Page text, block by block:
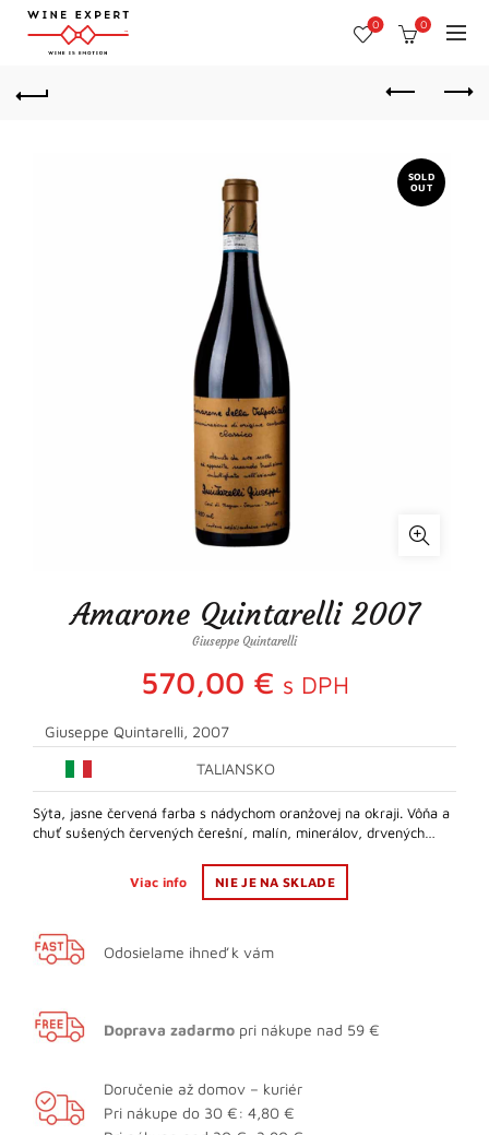
0 0
SOLD
OUT
Amarone Quintarelli 2007
Giuseppe Quintarelli
570,00 € s DPH
Giuseppe Quintarelli, 2007
TALIANSKO
Sýta, jasne červená farba s nádychom oranžovej na okraji. Vôňa a
chuť sušených červených čerešní, malín, minerálov, drvených…
Viac info NIE JE NA SKLADE
Odosielame ihneď k vám
Doprava zadarmo pri nákupe nad 59 €
Doručenie až domov – kuriér
Pri nákupe do 30 €: 4,80 €